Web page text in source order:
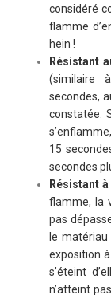
considéré
flamme
hein !
Résistant
(similaire
secondes,
constatée.
15
secondes
Résistant
flamme, la
pas
le
exposition
s’éteint
n’atteint